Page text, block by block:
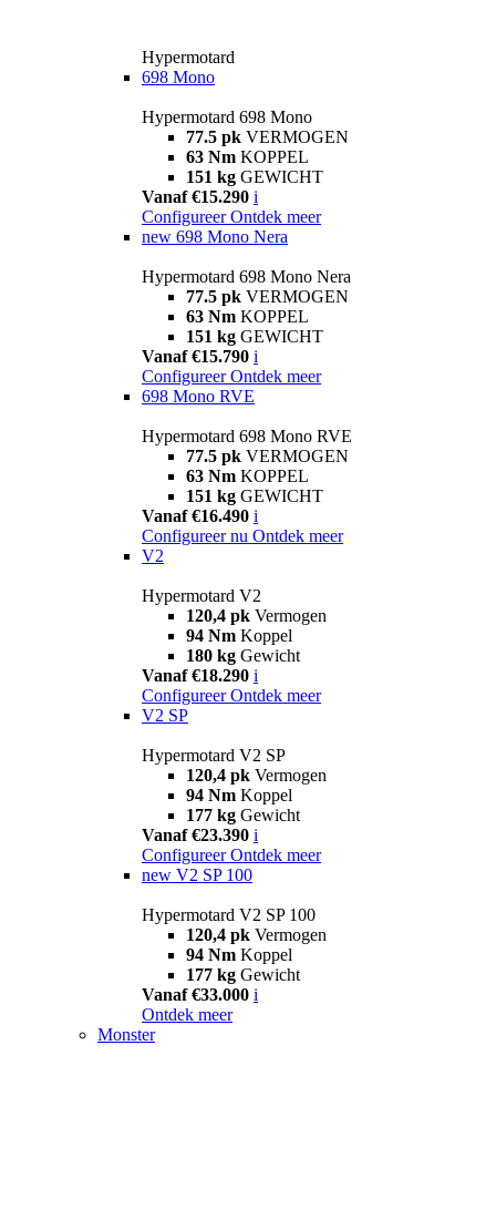
Hypermotard
698 Mono
Hypermotard 698 Mono
77.5 pk VERMOGEN
63 Nm KOPPEL
151 kg GEWICHT
Vanaf €15.290 i
Configureer Ontdek meer
new 698 Mono Nera
Hypermotard 698 Mono Nera
77.5 pk VERMOGEN
63 Nm KOPPEL
151 kg GEWICHT
Vanaf €15.790 i
Configureer Ontdek meer
698 Mono RVE
Hypermotard 698 Mono RVE
77.5 pk VERMOGEN
63 Nm KOPPEL
151 kg GEWICHT
Vanaf €16.490 i
Configureer nu Ontdek meer
V2
Hypermotard V2
120,4 pk Vermogen
94 Nm Koppel
180 kg Gewicht
Vanaf €18.290 i
Configureer Ontdek meer
V2 SP
Hypermotard V2 SP
120,4 pk Vermogen
94 Nm Koppel
177 kg Gewicht
Vanaf €23.390 i
Configureer Ontdek meer
new V2 SP 100
Hypermotard V2 SP 100
120,4 pk Vermogen
94 Nm Koppel
177 kg Gewicht
Vanaf €33.000 i
Ontdek meer
Monster